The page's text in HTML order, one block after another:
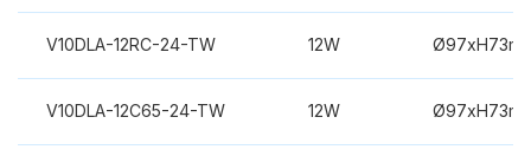
V10DLA-12RC-24-TW 12W
V10DLA-12C65-24-TW 12W